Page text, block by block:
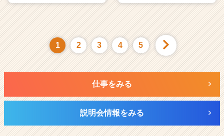
1 2 3 4 5
仕事をみる
説明会情報をみる